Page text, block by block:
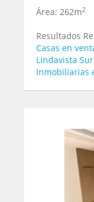
Área: 262m2
Resultados
Casas en
Lindavista Sur
Inmobiliarias